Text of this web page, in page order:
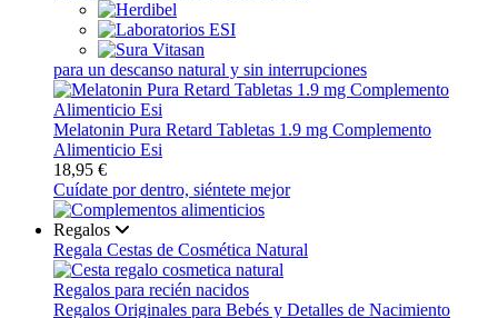
para un descanso natural y sin interrupciones
Melatonin Pura Retard Tabletas 1.9 mg Complemento
Alimenticio Esi
18,95 €
Cuídate por dentro, siéntete mejor
Regalos
Regala Cestas de Cosmética Natural
Regalos para recién nacidos
Regalos Originales para Bebés y Detalles de Nacimiento